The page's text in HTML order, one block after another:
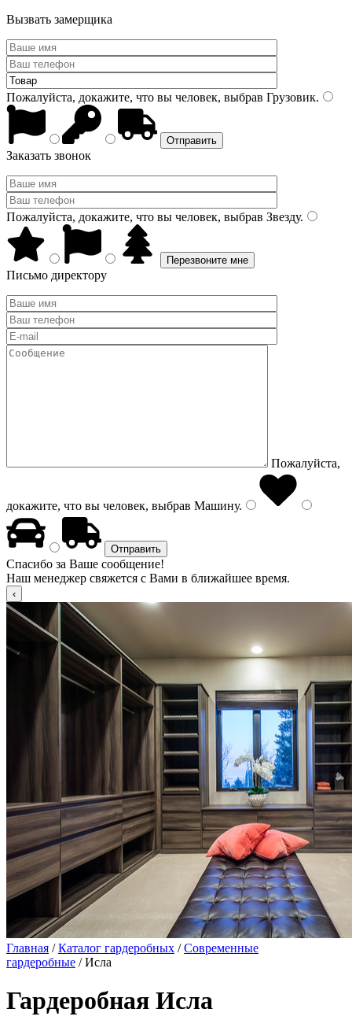
Вызвать замерщика
Пожалуйста, докажите, что вы человек, выбрав Грузовик.
Заказать звонок
Пожалуйста, докажите, что вы человек, выбрав Звезду.
Письмо директору
Пожалуйста,
докажите, что вы человек, выбрав Машину.
Спасибо за Ваше сообщение!
Наш менеджер свяжется с Вами в ближайшее время.
Главная /Каталог гардеробных /Современные
гардеробные / Исла
Гардеробная Исла